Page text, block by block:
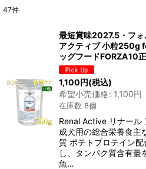
47件
最短賞味2027.5・フ
アクティブ 小粒250g
ッグフードFORZA10
1,100円(税込)
希望小売価格: 1,100円
在庫数 8個
Renal Active リナール
成犬用の総合栄養食主
質 ポテトプロテイン
し、タンパク質含有量
魚…